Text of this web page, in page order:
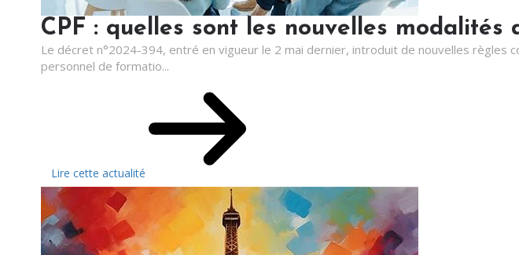
CPF : quelles sont les nouvelles
Le décret n°2024-394, entré en vigueur le 2 mai dernier, introduit de nouvelles
personnel de formatio...
Lire cette actualité